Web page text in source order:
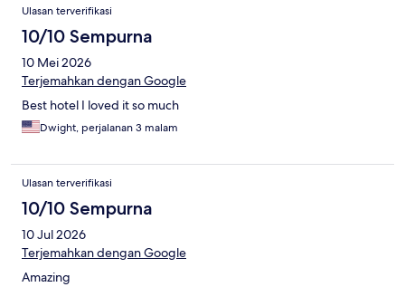
Ulasan terverifikasi
10/10 Sempurna
10 Mei 2026
Terjemahkan dengan Google
Best hotel I loved it so much
Dwight, perjalanan 3 malam
Ulasan terverifikasi
10/10 Sempurna
10 Jul 2026
Terjemahkan dengan Google
Amazing